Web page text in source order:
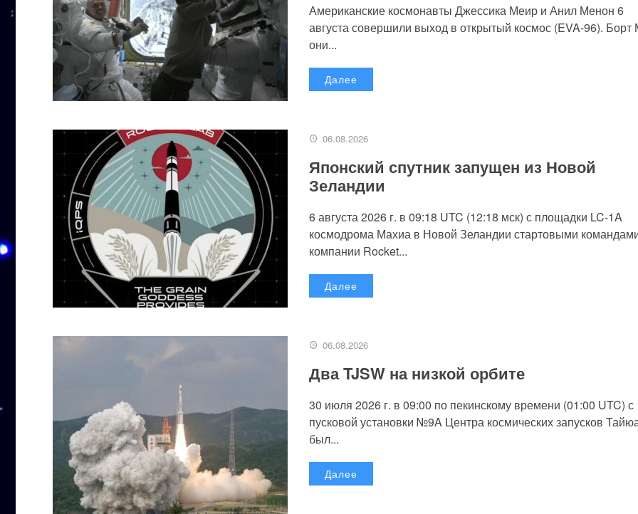
Американские космонавты Джессика Меир и Анил Менон 6
августа совершили выход в открытый космос (EVA-96).
они...
Далее
06.08.2026
Японский спутник запущен из Новой
Зеландии
6 августа 2026 г. в 09:18 UTC (12:18 мск) с площадки LC-1A
космодрома Махиа в Новой Зеландии стартовыми
компании Rocket...
Далее
06.08.2026
Два TJSW на низкой орбите
30 июля 2026 г. в 09:00 по пекинскому времени (01:00 UTC) с
пусковой установки №9A Центра космических запусков
был...
Далее